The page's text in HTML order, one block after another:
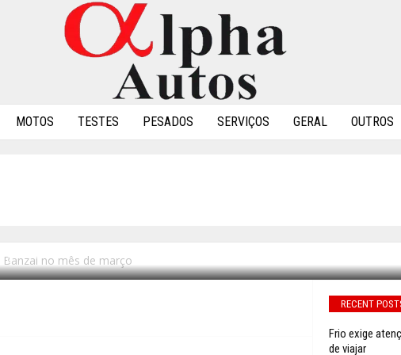
MOTOS TESTES PESADOS SERVIÇOS GERAL OUTROS
no mês de março
0
RECENT
Frio exige
de viajar